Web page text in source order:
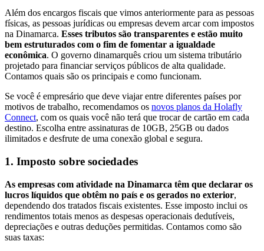
Além dos encargos fiscais que vimos anteriormente para as pessoas
físicas, as pessoas jurídicas ou empresas devem arcar com impostos
na Dinamarca. Esses tributos são transparentes e estão muito
bem estruturados com o fim de fomentar a igualdade
econômica. O governo dinamarquês criou um sistema tributário
projetado para financiar serviços públicos de alta qualidade.
Contamos quais são os principais e como funcionam.
Se você é empresário que deve viajar entre diferentes países por
motivos de trabalho, recomendamos os novos planos da Holafly
Connect, com os quais você não terá que trocar de cartão em cada
destino. Escolha entre assinaturas de 10GB, 25GB ou dados
ilimitados e desfrute de uma conexão global e segura.
1. Imposto sobre sociedades
As empresas com atividade na Dinamarca têm que declarar os
lucros líquidos que obtêm no país e os gerados no exterior,
dependendo dos tratados fiscais existentes. Esse imposto inclui os
rendimentos totais menos as despesas operacionais dedutíveis,
depreciações e outras deduções permitidas. Contamos como são
suas taxas: